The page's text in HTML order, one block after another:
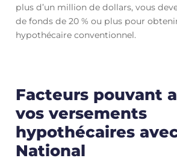
plus d’un million de dollars, vous
de fonds de 20 % ou plus pour
hypothécaire conventionnel.
Facteurs pouvant
vos versements
hypothécaires
National